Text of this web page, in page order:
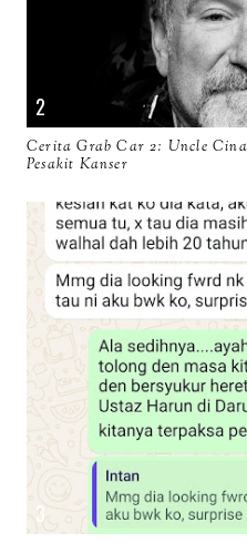
Cerita Grab Car 2: Uncle
Pesakit Kanser